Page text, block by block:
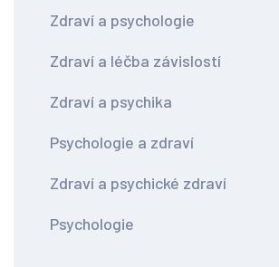
Zdraví a psychologie
Zdraví a léčba závislostí
Zdraví a psychika
Psychologie a zdraví
Zdraví a psychické zdraví
Psychologie